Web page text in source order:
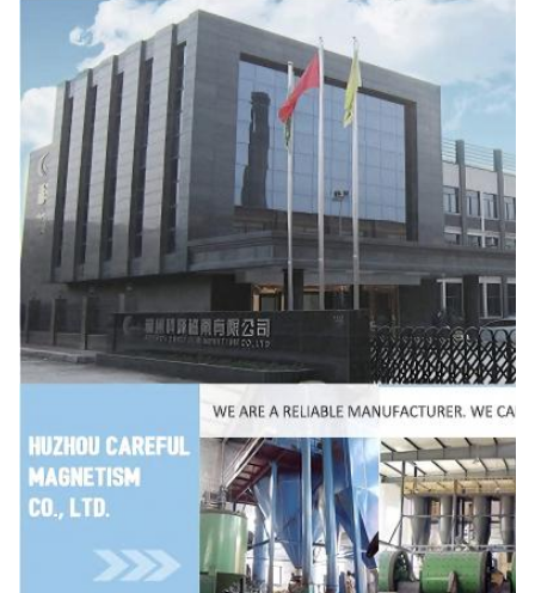
10×10×4.2
10 × 10 × 5 10±0.4 10±0.4
99 10 × 10 × 5.5 10±0.4
Όχι,
όχι,
Τ Προδιαγραφή
Α Β Γ
100 10 × 10 × 7 10±0.4 10±0.4 7±0.3
101 10.4×10.4×5.8 100,4±0.4 100,4±0.4
10.5 × 8 × 6 10.5±0.4 8±0.3 6±0.3
103 11 × 8 × 5 11±0.4 8±0.3 5±0.3
104 11 × 8,5 × 5 11±0.4 8.5±0.3 5±0.3
11.5±0.4 9±0.3 5±0.3
12×3×5.5 12±0.4 3±0.3 5.5±0.3